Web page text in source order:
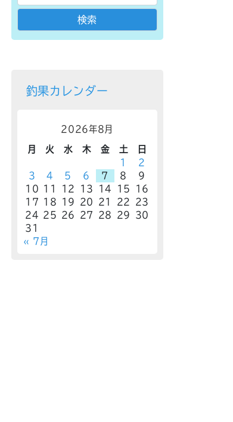
釣果カレンダー
2026年8月
月 火 水 木 金 土
日
1
2
3
4 5 6 7 8
9
10
11 12 13 14 15
16
17
18 19 20 21 22
23
24 25 26 27 28 29
30
31
« 7月